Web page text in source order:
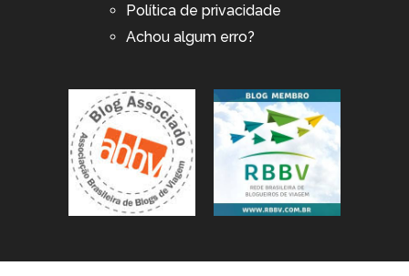
Política de privacidade
Achou algum erro?